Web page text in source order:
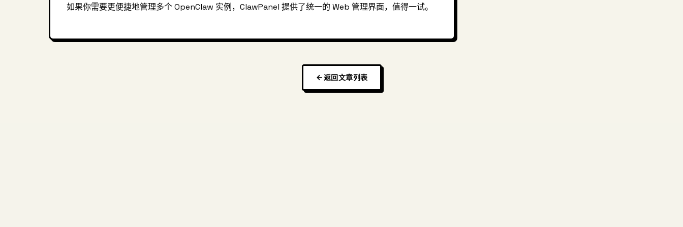
如果你需要更便捷地管理多个 OpenClaw 实例，ClawPanel 提供了统一的 Web 管理界面，值得一试。
返回文章列表